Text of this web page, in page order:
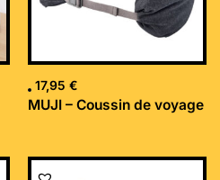
17,95 €
MUJI – Coussin de voyage
Le
Le